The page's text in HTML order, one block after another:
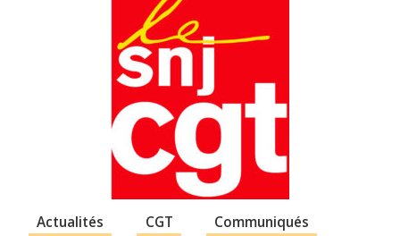
Actualités CGT
Communiqués